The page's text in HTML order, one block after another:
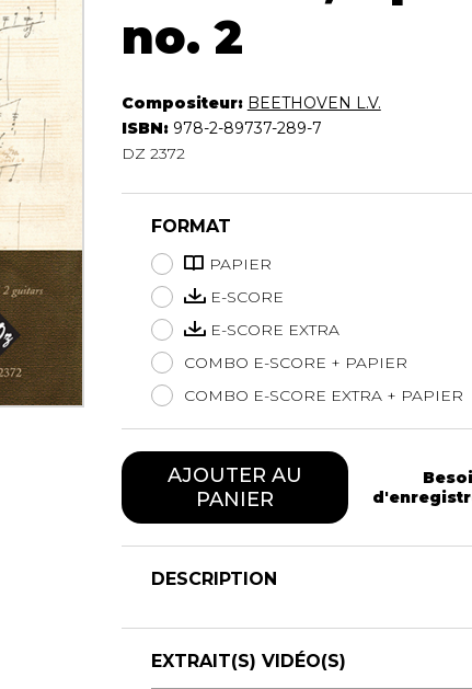
Luth
Percussion
Piano
Trompette
Tuba
Ukulélé
Violon
Violoncelle
Voix
no. 2
Compositeur: BEETHOVEN L.V.
ISBN: 978-2-89737-289-7
DZ 2372
FORMAT
PAPIER
E-SCORE
E-SCORE EXTRA
COMBO E-SCORE + PAPIER
COMBO E-SCORE EXTRA + PAPIER
AJOUTER AU
PANIER
DESCRIPTION
EXTRAIT(S) VIDÉO(S)